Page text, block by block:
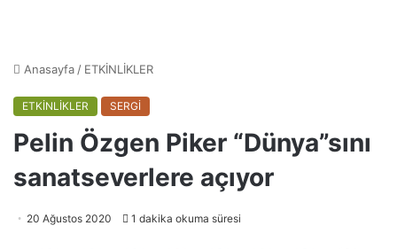
Anasayfa / ETKİNLİKLER
ETKİNLİKLER SERGİ
Pelin Özgen Piker “Dünya”sını
sanatseverlere açıyor
20 Ağustos 2020 1 dakika okuma süresi